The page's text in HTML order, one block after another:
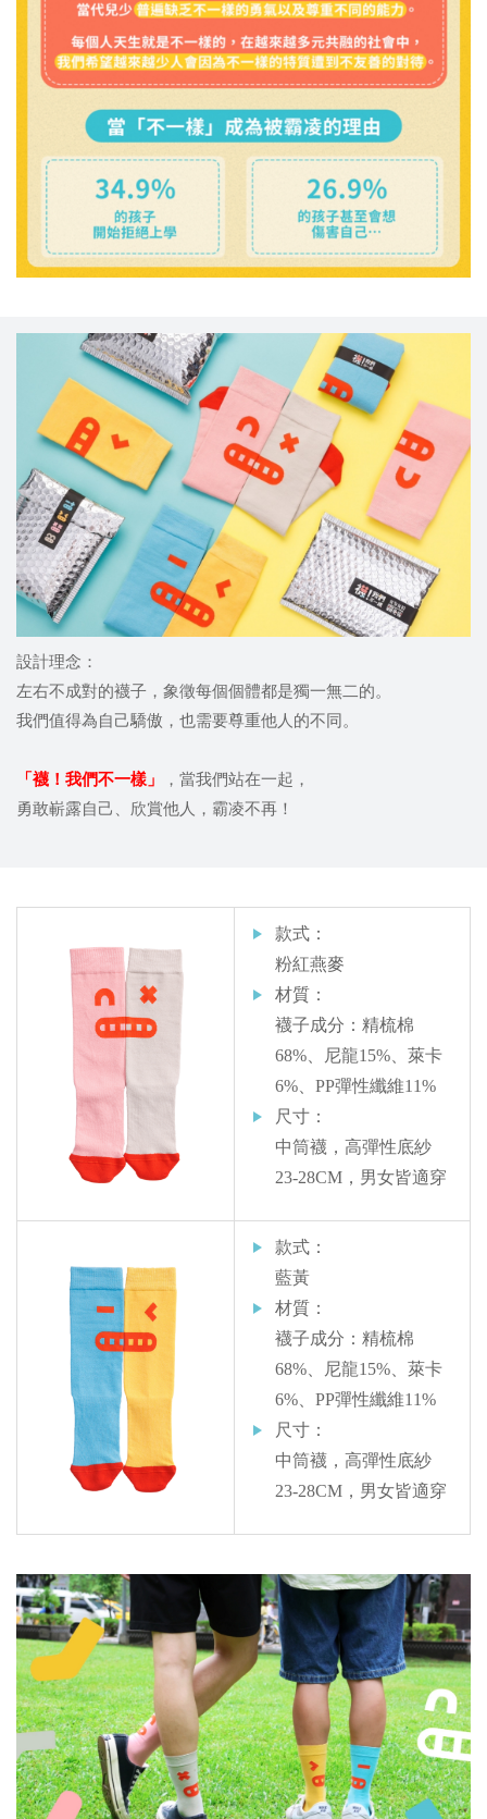
設計理念：
左右不成對的襪子，象徵每個個體都是獨一無二的。
我們值得為自己驕傲，也需要尊重他人的不同。
「襪！我們不一樣」
，當我們站在一起，
勇敢嶄露自己、欣賞他人，霸凌不再！
款式：
粉紅燕麥
材質：
襪子成分：精梳棉
68%、尼龍15%、萊卡
6%、PP彈性纖維11%
尺寸：
中筒襪，高彈性底紗
23-28CM，男女皆適穿
款式：
藍黃
材質：
襪子成分：精梳棉
68%、尼龍15%、萊卡
6%、PP彈性纖維11%
尺寸：
中筒襪，高彈性底紗
23-28CM，男女皆適穿